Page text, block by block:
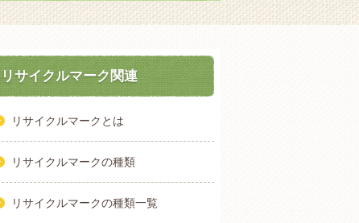
リサイクルマーク関連
リサイクルマークとは
リサイクルマークの種類
リサイクルマークの種類一覧